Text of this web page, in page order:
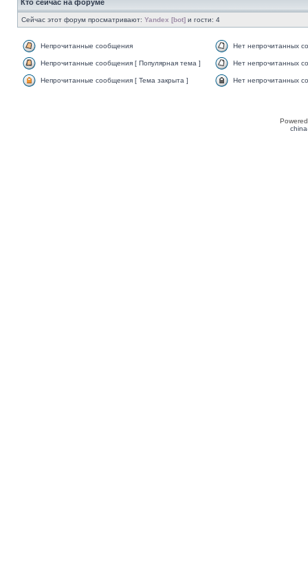
Кто сейчас на форуме
Сейчас этот форум просматривают: Yandex [bot] и гости: 4
Непрочитанные сообщения Нет непрочитанных
Непрочитанные сообщения [ Популярная тема ] Нет непрочитанных
Непрочитанные сообщения [ Тема закрыта ] Нет непрочитанных